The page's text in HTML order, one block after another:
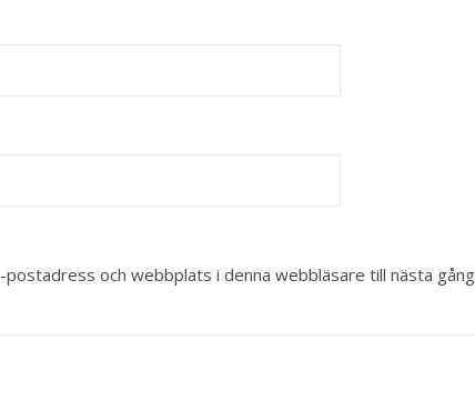
postadress och webbplats i denna webbläsare till nästa